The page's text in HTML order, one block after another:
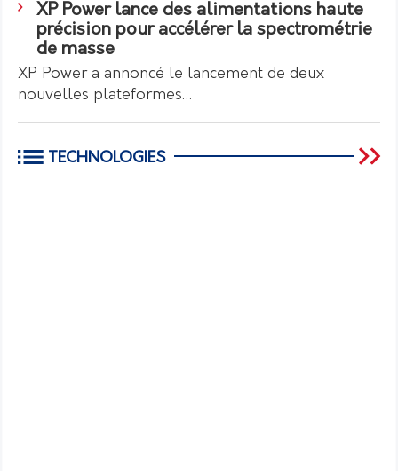
XP Power lance des alimentations haute
précision pour accélérer la spectrométrie
de masse
XP Power a annoncé le lancement de deux
nouvelles plateformes…
TECHNOLOGIES